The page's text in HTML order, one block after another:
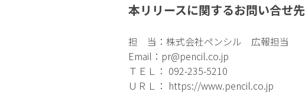
本リリースに関するお問い合せ先
担 当：株式会社ペンシル 広報担当
Email： pr@pencil.co.jp
ＴＥＬ： 092-235-5210
ＵＲＬ： https://www.pencil.co.jp